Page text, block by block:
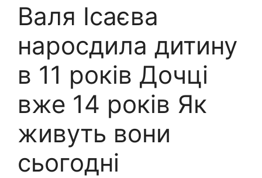
Валя Ісаєва
нароcдила дитину
в 11 років Дочці
вже 14 років Як
живуть вони
сьогодні